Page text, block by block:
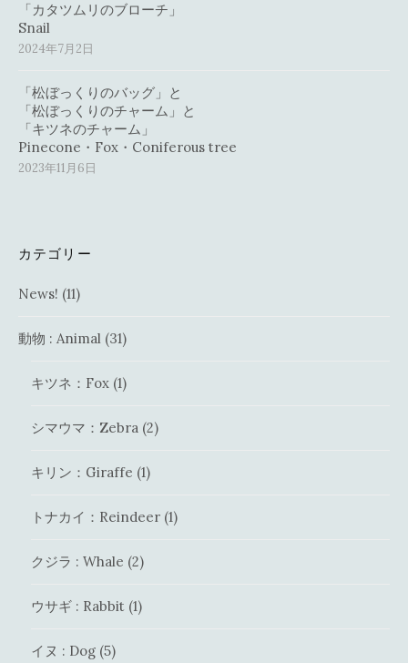
「カタツムリのブローチ」
Snail
2024年7月2日
「松ぼっくりのバッグ」と
「松ぼっくりのチャーム」と
「キツネのチャーム」
Pinecone・Fox・Coniferous tree
2023年11月6日
カテゴリー
News! (11)
動物 : Animal (31)
キツネ：Fox (1)
シマウマ：Zebra (2)
キリン：Giraffe (1)
トナカイ：Reindeer (1)
クジラ : Whale (2)
ウサギ : Rabbit (1)
イヌ : Dog (5)